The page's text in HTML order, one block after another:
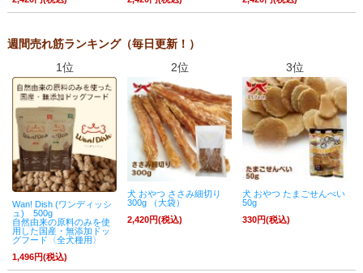
週間売れ筋ランキング（毎日更新！）
1位
Wan! Dish (ワンディッシ
ュ) 500g
自然由来の原料のみを使
用した国産・無添加ドッ
グフード〈全犬種用〉
1,496円(税込)
2位
犬 おやつ ささみ細切り
300g （大袋）
2,420円(税込)
3位
犬 おやつ たまごせんべい
50g
330円(税込)